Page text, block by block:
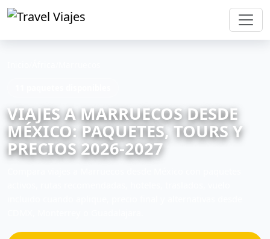
VIAJES A MARRUECOS DESDE
MÉXICO: PAQUETES, TOURS Y
PRECIOS 2026-2027